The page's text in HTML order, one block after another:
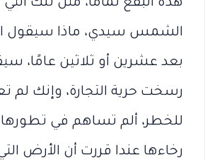
الشمس سيدي، ماذا سيقول
بعد عشرين أو ثلاثين عامًا،
رسخت حرية التجارة، وإنك
للخطر، ألم تساهم في
رخاءها عندا قررت أن الأرض